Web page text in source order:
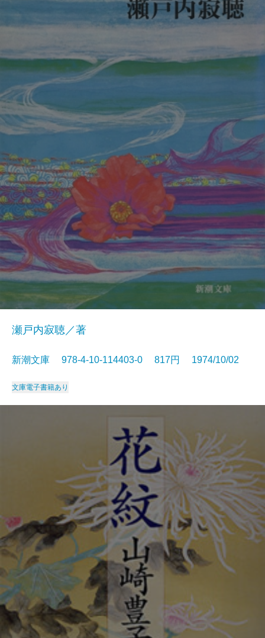
瀬戸内寂聴／著
新潮文庫 978-4-10-114403-0 817円 1974/10/02
文庫電子書籍あり